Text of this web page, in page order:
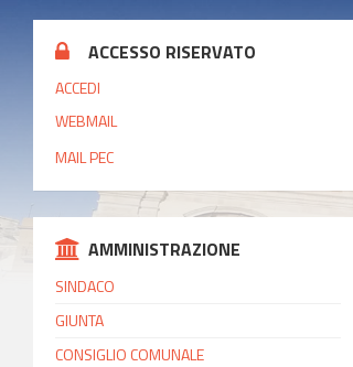
ACCESSO RISERVATO
ACCEDI
WEBMAIL
MAIL PEC
AMMINISTRAZIONE
SINDACO
GIUNTA
CONSIGLIO COMUNALE